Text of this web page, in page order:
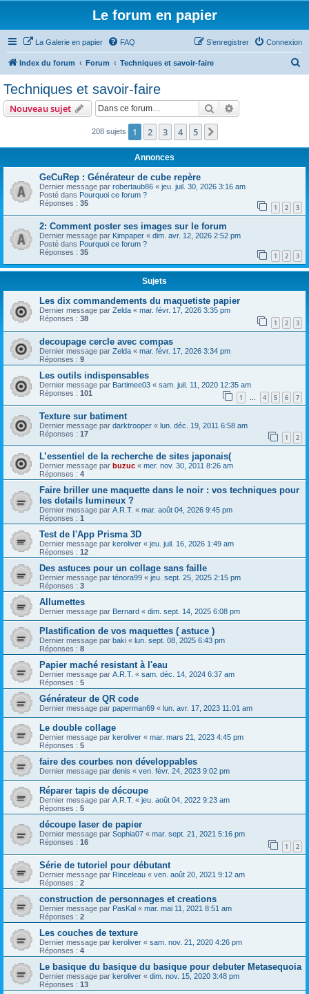
Le forum en papier
La Galerie en papier FAQ Connexion
S’enregistrer
Index du forum Forum Techniques et savoir-faire
r
Techniques et savoir-faire
Nouveau sujet Rechercher
208 sujets 1 2 3 4 5
Annonces
GeCuRep : Générateur de cube repère
Dernier message par robertaub86 « jeu. juil. 30, 2026 3:16 am
Posté dans Pourquoi ce forum ?
Réponses : 35 1 2 3
2: Comment poster ses images sur le forum
Dernier message par Kimpaper « dim. avr. 12, 2026 2:52 pm
Posté dans Pourquoi ce forum ?
Réponses : 35 1 2 3
Sujets
Les dix commandements du maquetiste papier
Dernier message par Zelda « mar. févr. 17, 2026 3:35 pm
Réponses : 38 1 2 3
decoupage cercle avec compas
Dernier message par Zelda « mar. févr. 17, 2026 3:34 pm
Réponses : 9
Les outils indispensables
Dernier message par Bartimee03 « sam. juil. 11, 2020 12:35 am
Réponses : 101 1 … 4 5 6 7
Texture sur batiment
Dernier message par darktrooper « lun. déc. 19, 2011 6:58 am
Réponses : 17 1 2
L’essentiel de la recherche de sites japonais(
Dernier message par buzuc « mer. nov. 30, 2011 8:26 am
Réponses : 4
Faire briller une maquette dans le noir : vos techniques pour
les details lumineux ?
Dernier message par A.R.T. « mar. août 04, 2026 9:45 pm
Réponses : 1
Test de l'App Prisma 3D
Dernier message par keroliver « jeu. juil. 16, 2026 1:49 am
Réponses : 12
Des astuces pour un collage sans faille
Dernier message par ténora99 « jeu. sept. 25, 2025 2:15 pm
Réponses : 3
Allumettes
Dernier message par Bernard « dim. sept. 14, 2025 6:08 pm
Plastification de vos maquettes ( astuce )
Dernier message par baki « lun. sept. 08, 2025 6:43 pm
Réponses : 8
Papier maché resistant à l'eau
Dernier message par A.R.T. « sam. déc. 14, 2024 6:37 am
Réponses : 5
Générateur de QR code
Dernier message par paperman69 « lun. avr. 17, 2023 11:01 am
Le double collage
Dernier message par keroliver « mar. mars 21, 2023 4:45 pm
Réponses : 5
faire des courbes non développables
Dernier message par denis « ven. févr. 24, 2023 9:02 pm
Réparer tapis de découpe
Dernier message par A.R.T. « jeu. août 04, 2022 9:23 am
Réponses : 5
découpe laser de papier
Dernier message par Sophia07 « mar. sept. 21, 2021 5:16 pm
Réponses : 16 1 2
Série de tutoriel pour débutant
Dernier message par Rinceleau « ven. août 20, 2021 9:12 am
Réponses : 2
construction de personnages et creations
Dernier message par PasKal « mar. mai 11, 2021 8:51 am
Réponses : 2
Les couches de texture
Dernier message par keroliver « sam. nov. 21, 2020 4:26 pm
Réponses : 4
Le basique du basique du basique pour debuter Metasequoia
Dernier message par keroliver « dim. nov. 15, 2020 3:48 pm
Réponses : 13